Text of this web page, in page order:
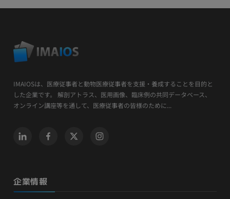
IMAIOSは、医療従事者と動物医療従事者を支援・養成することを目的と
した企業です。 解剖アトラス、医用画像、臨床例の共同データベース、
オンライン講座等を通して、医療従事者の皆様のために...
企業情報